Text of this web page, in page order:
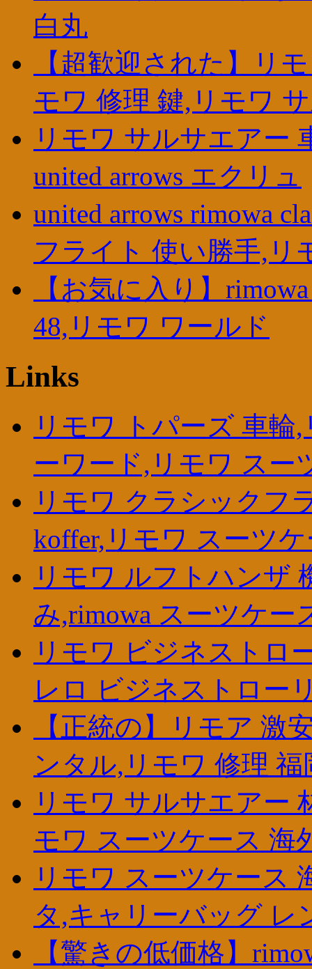
白丸
【超歓迎された】リ
モワ 修理 鍵,リモワ
リモワ サルサエアー
united arrows エクリュ
united arrows rimowa
フライト 使い勝手,リ
【お気に入り】
48,リモワ ワールド
Links
リモワ トパーズ 車輪
ーワード,リモワ スー
リモワ クラシックフ
koffer,リモワ スーツ
リモワ ルフトハンザ
み,rimowa スーツケー
リモワ ビジネストロ
レロ ビジネストロー
【正統の】リモア 激
ンタル,リモワ 修理 福
リモワ サルサエアー
モワ スーツケース 海
リモワ スーツケース
タ,キャリーバッグ レ
【驚きの低価格】